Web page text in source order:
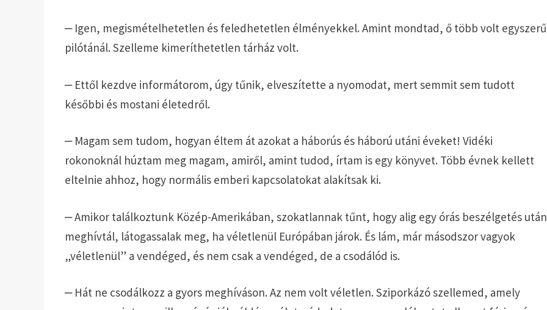
‒ Igen, megismételhetetlen és feledhetetlen élményekkel. Amint mondtad, ő több volt egyszerű
pilótánál. Szelleme kimeríthetetlen tárház volt.
‒ Ettől kezdve informátorom, úgy tűnik, elveszítette a nyomodat, mert semmit sem tudott
későbbi és mostani életedről.
‒ Magam sem tudom, hogyan éltem át azokat a háborús és háború utáni éveket! Vidéki
rokonoknál húztam meg magam, amiről, amint tudod, írtam is egy könyvet. Több évnek kellett
eltelnie ahhoz, hogy normális emberi kapcsolatokat alakítsak ki.
‒ Amikor találkoztunk Közép-Amerikában, szokatlannak tűnt, hogy alig egy órás beszélgetés után
meghívtál, látogassalak meg, ha véletlenül Európában járok. És lám, már másodszor vagyok
„véletlenül” a vendéged, és nem csak a vendéged, de a csodálód is.
‒ Hát ne csodálkozz a gyors meghíváson. Az nem volt véletlen. Sziporkázó szellemed, amely